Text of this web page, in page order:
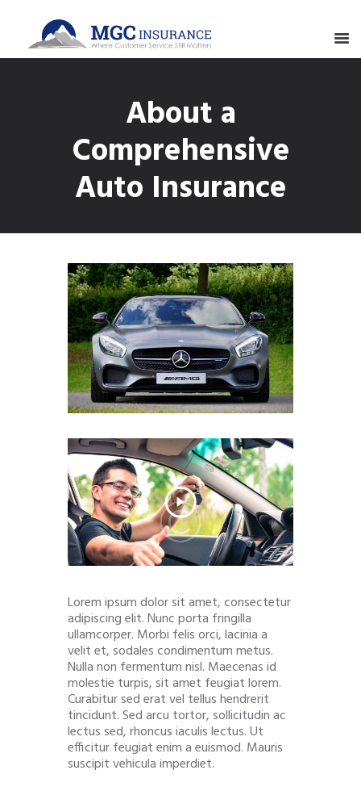
About a
Comprehensive
Auto Insurance
Lorem ipsum dolor sit amet, consectetur
adipiscing elit. Nunc porta fringilla
ullamcorper. Morbi felis orci, lacinia a
velit et, sodales condimentum metus.
Nulla non fermentum nisl. Maecenas id
molestie turpis, sit amet feugiat lorem.
Curabitur sed erat vel tellus hendrerit
tincidunt. Sed arcu tortor, sollicitudin ac
lectus sed, rhoncus iaculis lectus. Ut
efficitur feugiat enim a euismod. Mauris
suscipit vehicula imperdiet.